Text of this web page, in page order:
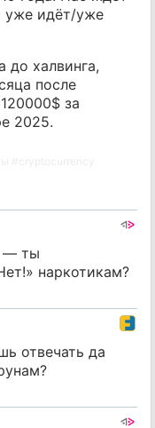
уже идёт/уже
до халвинга,
после
за
2025.
— ты
наркотикам?
отвечать да